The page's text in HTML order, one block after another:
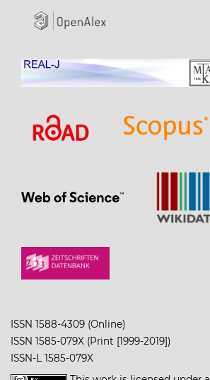
ISSN 1588-4309 (Online)
ISSN 1585-079X (Print [1999-2019])
ISSN-L 1585-079X